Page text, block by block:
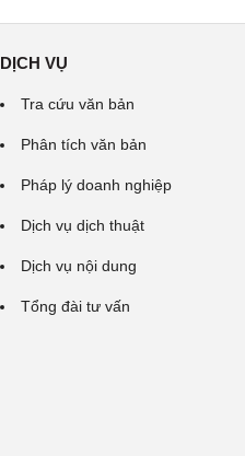
DỊCH VỤ
Tra cứu văn bản
Phân tích văn bản
Pháp lý doanh nghiệp
Dịch vụ dịch thuật
Dịch vụ nội dung
Tổng đài tư vấn